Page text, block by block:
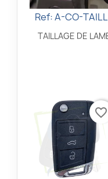
Aperçu
Ref: A-CO-
TAILLAGE DE
favorite_border